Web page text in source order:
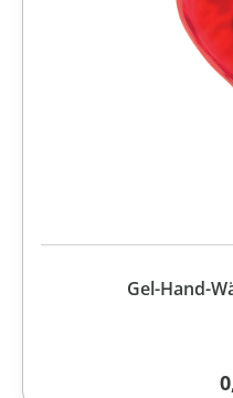
Gel-Hand-